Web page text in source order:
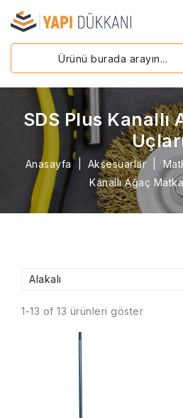
SDS Plus Kanallı
Anasayfa Aksesuarlar
Kanallı Ağaç
Alakalı
1-13 of 13 ürünleri göster